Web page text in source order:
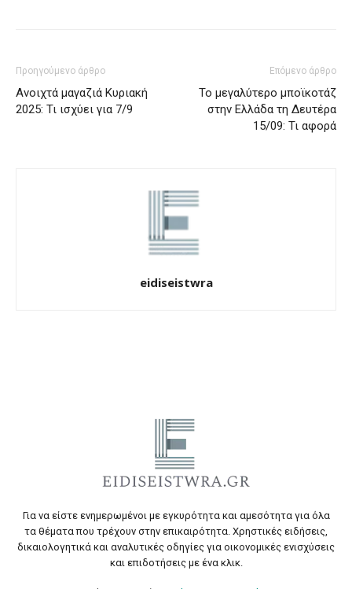
Προηγούμενο άρθρο
Ανοιχτά μαγαζιά Κυριακή
2025: Τι ισχύει για 7/9
Επόμενο άρθρο
Το μεγαλύτερο μποϊκοτάζ
στην Ελλάδα τη Δευτέρα
15/09: Τι αφορά
eidiseistwra
Για να είστε ενημερωμένοι με εγκυρότητα και αμεσότητα για όλα
τα θέματα που τρέχουν στην επικαιρότητα. Χρηστικές ειδήσεις,
δικαιολογητικά και αναλυτικές οδηγίες για οικονομικές ενισχύσεις
και επιδοτήσεις με ένα κλικ.